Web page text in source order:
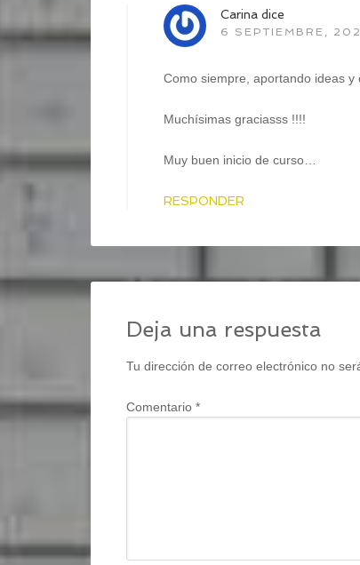
Carina dice
6 SEPTIEMBRE,
Como siempre, aportando ideas y
Muchísimas graciasss !!!!
Muy buen inicio de curso…
RESPONDER
Deja una respuesta
Tu dirección de correo electrónico no
Comentario *